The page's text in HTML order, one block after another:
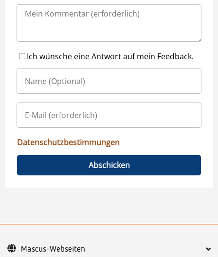
Ich wünsche eine Antwort auf mein Feedback.
Datenschutzbestimmungen
Abschicken
Mascus-Webseiten